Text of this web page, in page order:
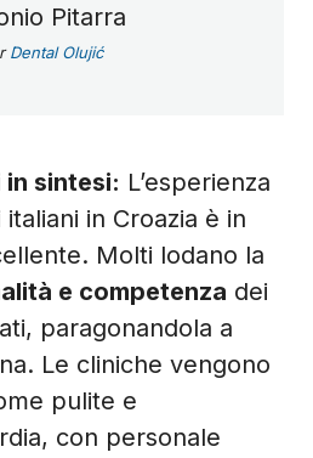
Pitarra
Dental Olujić
in sintesi: L’esperienza
in Croazia è in
Molti lodano la
e competenza dei
paragonandola a
Le cliniche vengono
pulite e
con personale